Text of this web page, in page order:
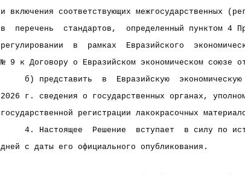
и включения соответствующих межгосударственных
в  перечень  стандартов,  определенный пунктом 4
регулировании  в  рамках  Евразийского
№ 9 к Договору о Евразийском экономическом союзе
б) представить  в  Евразийскую  экономическую
2026 г. сведения о государственных органах,
государственной регистрации лакокрасочных
4. Настоящее  Решение  вступает  в силу по
дней с даты его официального опубликования.